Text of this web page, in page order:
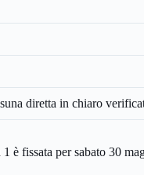
diretta in chiaro
fissata per sabato 30